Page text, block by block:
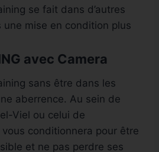
se fait dans d’autres
mise en condition plus
avec Camera
sans être dans les
aberrence. Au sein de
Viel ou celui de
conditionnera pour être
et ne pas perdre ses